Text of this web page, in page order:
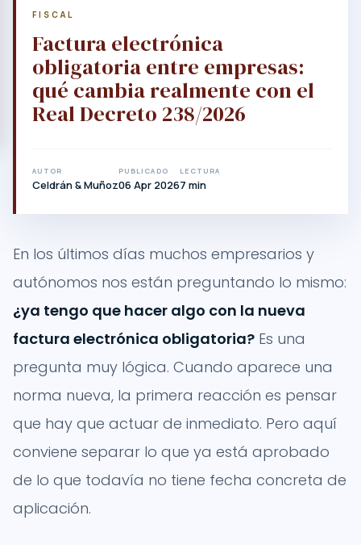
FISCAL
Factura electrónica
obligatoria entre empresas:
qué cambia realmente con el
Real Decreto 238/2026
AUTOR
Celdrán & Muñoz
PUBLICADO
06 Apr 2026
LECTURA
7 min
En los últimos días muchos empresarios y
autónomos nos están preguntando lo mismo:
¿ya tengo que hacer algo con la nueva
factura electrónica obligatoria? Es una
pregunta muy lógica. Cuando aparece una
norma nueva, la primera reacción es pensar
que hay que actuar de inmediato. Pero aquí
conviene separar lo que ya está aprobado
de lo que todavía no tiene fecha concreta de
aplicación.